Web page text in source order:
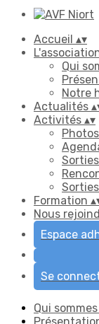
Accueil ▴▾
Qui
Notre
Actualités ▴
Activités ▴▾
Formation ▴
Nous
Espace
Se
Qui